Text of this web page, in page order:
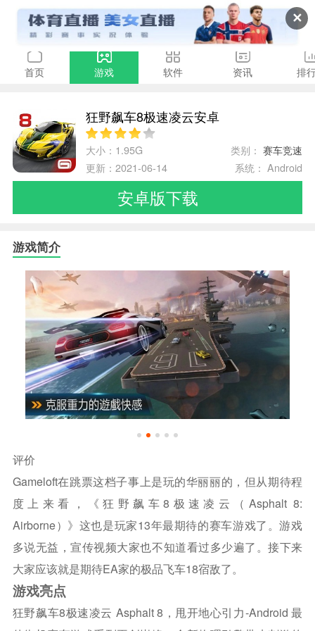
✕
首页 游戏 软件 资讯 排
狂野飙车8极速凌云安卓
大小：1.95G 类别：赛车竞速
更新：2021-06-14
系统： Android
安卓版下载
游戏简介
评价
Gameloft在跳票这档子事上是玩的华丽丽的，但从期待程
度上来看，《狂野飙车8极速凌云（Asphalt 8:
Airborne）》这也是玩家13年最期待的赛车游戏了。游戏
多说无益，宣传视频大家也不知道看过多少遍了。接下来
大家应该就是期待EA家的极品飞车18宿敌了。
游戏亮点
狂野飙车8极速凌云 Asphalt 8，甩开地心引力-Android 最